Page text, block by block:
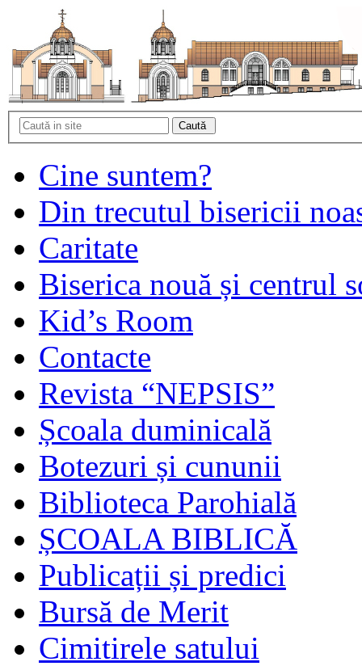
Cine suntem?
Din trecutul bisericii
Caritate
Biserica nouă și centrul
Kid’s Room
Contacte
Revista “NEPSIS”
Școala duminicală
Botezuri și cununii
Biblioteca Parohială
ȘCOALA BIBLICĂ
Publicații și predici
Bursă de Merit
Cimitirele satului